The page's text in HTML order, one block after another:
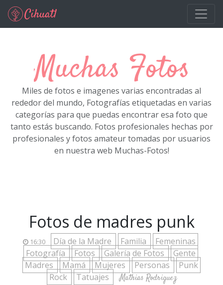
Ir al contenido principal
Muchas Fotos
Miles de fotos e imagenes varias encontradas al
rededor del mundo, Fotografías etiquetadas en varias
categorías para que puedas encontrar esa foto que
tanto estás buscando. Fotos profesionales hechas por
profesionales y fotos amateur tomadas por usuarios
en nuestra web Muchas-Fotos!
Fotos de madres punk
16:30 Día de la Madre Familia
Femeninas
Fotografía
Fotos Galería de Fotos
Gente
Madres
Mamá Mujeres Personas
Punk
Rock
Tatuajes Mathias Rodriguez